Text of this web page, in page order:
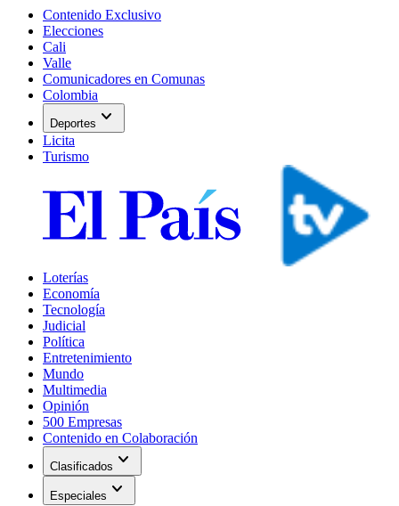
Contenido Exclusivo
Elecciones
Cali
Valle
Comunicadores en Comunas
Colombia
Deportes expand_more
Licita
Turismo
Loterías
Economía
Tecnología
Judicial
Política
Entretenimiento
Mundo
Multimedia
Opinión
500 Empresas
Contenido en Colaboración
Clasificados expand_more
Especiales expand_more